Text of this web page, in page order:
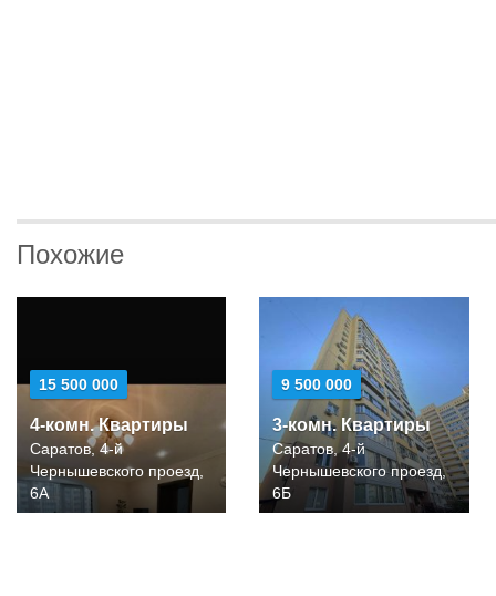
Похожие
15 500 000
4-комн. Квартиры
Саратов, 4-й
Чернышевского проезд,
6А
9 500 000
3-комн. Квартиры
Саратов, 4-й
Чернышевского проезд,
6Б